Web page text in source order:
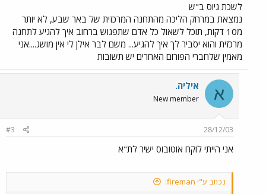
לשכת גיוס ב"ש
נמצאת במרחק הליכה מהתחנה המרכזית של באר שבע, לא יותר
מ10 דקות, תוכל לשאול כל אדם שתפגוש ברחוב איך להגיע לתחנה
מרכזית והוא יסביר לך איך להגיע... משם לבר אילן לי אין מושג....אני
מאמין שלחברי הפורום האחרים יש תשובות
א איליה.
New member
28/12/03
#3
אני הייתי לוקח אוטובוס ישיר לת"א
נכתב ע"י fireman: